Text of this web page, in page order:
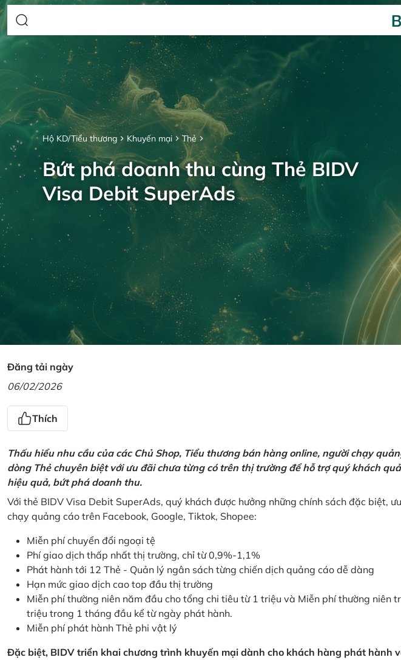
Hộ KD/Tiểu thương Khuyến mại Thẻ
Bứt phá doanh thu cùng Thẻ BIDV
Visa Debit SuperAds
Đăng tải ngày
06/02/2026
Thích
Thấu hiểu nhu cầu của các Chủ Shop, Tiểu thương bán hàng online, người chạy
dòng Thẻ chuyên biệt với ưu đãi chưa từng có trên thị trường để hỗ trợ quý khách
hiệu quả, bứt phá doanh thu.
Với thẻ BIDV Visa Debit SuperAds, quý khách được hưởng những chính sách đặc biệt,
chạy quảng cáo trên Facebook, Google, Tiktok, Shopee:
Miễn phí chuyển đổi ngoại tệ
Phí giao dịch thấp nhất thị trường, chỉ từ 0,9%-1,1%
Phát hành tới 12 Thẻ - Quản lý ngân sách từng chiến dịch quảng cáo dễ dàng
Hạn mức giao dịch cao top đầu thị trường
Miễn phí thường niên năm đầu cho tổng chi tiêu từ 1 triệu và Miễn phí thường niên
triệu trong 1 tháng đầu kể từ ngày phát hành.
Miễn phí phát hành Thẻ phi vật lý
Đặc biệt, BIDV triển khai chương trình khuyến mại dành cho khách hàng phát hành